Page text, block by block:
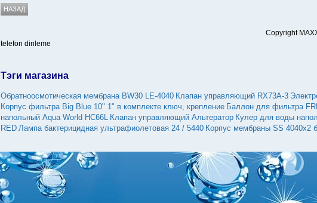
Copyright
telefon dinleme
Тэги магазина
Обратноосмотическая мембрана BW30 LE-4040 Клапан управляющий RX73A-3
Корпус фильтра Вig Вlue 10" 1" в комплекте ключ, крепление Баллон для фильтра
напольный Aqua World HC66L Клапан управляющий Альтератор Кулер для воды
RED Лампа бактерицидная ультрафиолетовая 24 / 5440 Корпус мембраны SS 4040х2